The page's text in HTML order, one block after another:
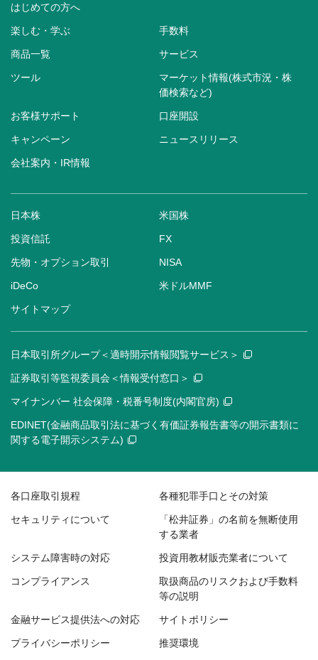
はじめての方へ
楽しむ・学ぶ 手数料
商品一覧 サービス
ツール
マーケット情報(株式市況・株
価検索など)
お客様サポート 口座開設
キャンペーン ニュースリリース
会社案内・IR情報
日本株 米国株
投資信託 FX
先物・オプション取引 NISA
iDeCo 米ドルMMF
サイトマップ
日本取引所グループ＜適時開示情報閲覧サービス＞
証券取引等監視委員会＜情報受付窓口＞
マイナンバー 社会保障・税番号制度(内閣官房)
EDINET(金融商品取引法に基づく有価証券報告書等の開示書類に
関する電子開示システム)
各口座取引規程 各種犯罪手口とその対策
セキュリティについて
「松井証券」の名前を無断使用
する業者
システム障害時の対応 投資用教材販売業者について
コンプライアンス
取扱商品のリスクおよび手数料
等の説明
金融サービス提供法への対応 サイトポリシー
プライバシーポリシー 推奨環境